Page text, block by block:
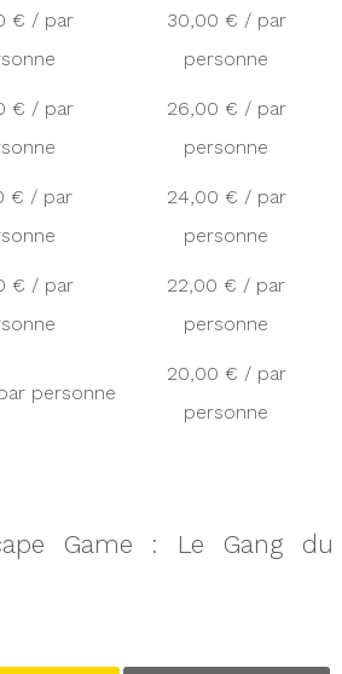
€ / par
30,00 € / par
personne
€ / par
26,00 € / par
personne
€ / par
24,00 € / par
personne
€ / par
22,00 € / par
personne
personne
20,00 € / par
personne
Game : Le Gang du